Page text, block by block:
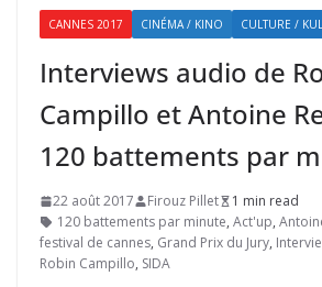
CANNES 2017 CINÉMA / KINO CULTURE /
Interviews audio de
Campillo et Antoine
120 battements par
22 août 2017 Firouz Pillet
1 min read
120 battements par minute, Act'up,
festival de cannes, Grand Prix du Jury,
Robin Campillo, SIDA